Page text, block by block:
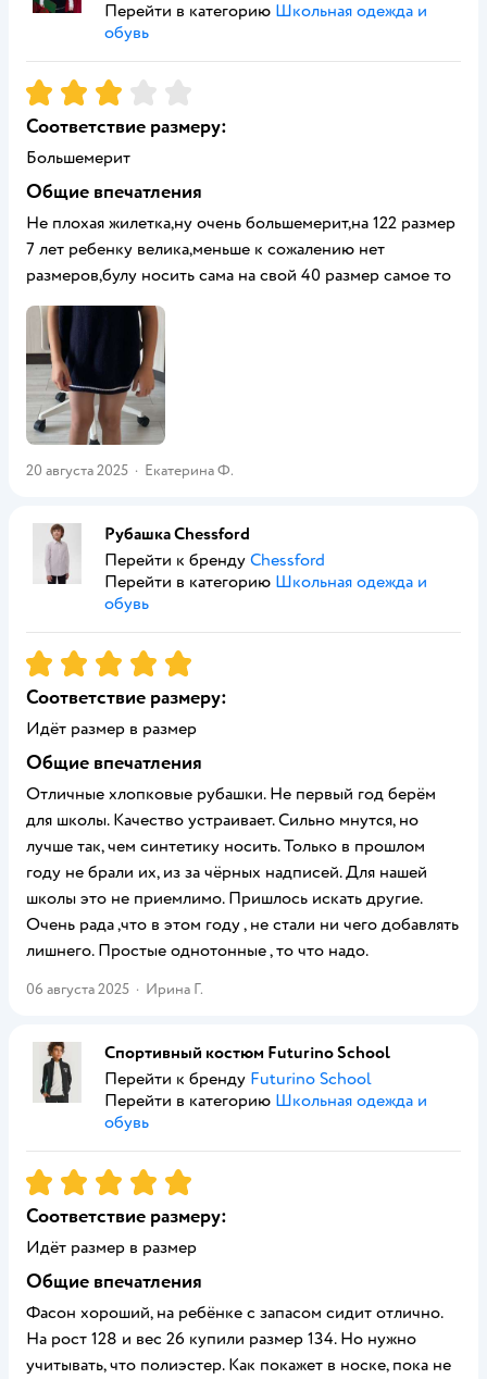
Перейти в категорию Школьная одежда и
обувь
Рейтинг:3
Соответствие размеру:
Большемерит
Общие впечатления
Не плохая жилетка,ну очень большемерит,на 122 размер
7 лет ребенку велика,меньше к сожалению нет
размеров,булу носить сама на свой 40 размер самое то
20 августа 2025 · Екатерина Ф.
Рубашка Chessford
Перейти к бренду Chessford
Перейти в категорию Школьная одежда и
обувь
Рейтинг:5
Соответствие размеру:
Идёт размер в размер
Общие впечатления
Отличные хлопковые рубашки. Не первый год берём
для школы. Качество устраивает. Сильно мнутся, но
лучше так, чем синтетику носить. Только в прошлом
году не брали их, из за чёрных надписей. Для нашей
школы это не приемлимо. Пришлось искать другие.
Очень рада ,что в этом году , не стали ни чего добавлять
лишнего. Простые однотонные , то что надо.
06 августа 2025 · Ирина Г.
Спортивный костюм Futurino School
Перейти к бренду Futurino School
Перейти в категорию Школьная одежда и
обувь
Рейтинг:5
Соответствие размеру:
Идёт размер в размер
Общие впечатления
Фасон хороший, на ребёнке с запасом сидит отлично.
На рост 128 и вес 26 купили размер 134. Но нужно
учитывать, что полиэстер. Как покажет в носке, пока не